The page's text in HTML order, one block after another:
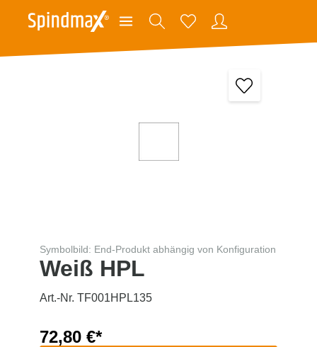
Symbolbild: End-Produkt abhängig von Konfiguration
Weiß HPL
Art.-Nr. TF001HPL135
72,80 €*